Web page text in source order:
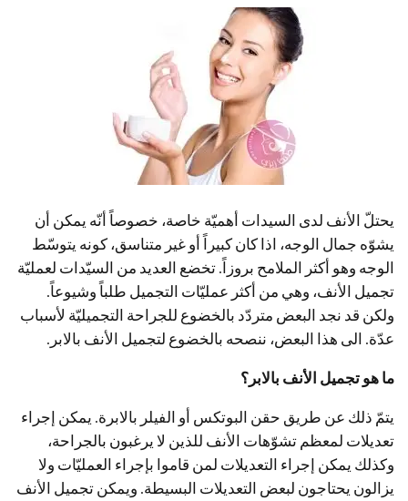
يحتلّ الأنف لدى السيدات أهميّة خاصة، خصوصاً أنّه يمكن أن
يشوّه جمال الوجه، اذا كان كبيراً أو غير متناسق، كونه يتوسّط
الوجه وهو أكثر الملامح بروزاً. تخضع العديد من السيّدات لعمليّة
تجميل الأنف، وهي من أكثر عمليّات التجميل طلباً وشيوعاً.
ولكن قد نجد البعض متردّد بالخضوع للجراحة التجميليّة لأسباب
عدّة. الى هذا البعض، ننصحه بالخضوع لتجميل الأنف بالابر.
ما هو تجميل الأنف بالابر؟
يتمّ ذلك عن طريق حقن البوتكس أو الفيلر بالابرة. يمكن إجراء
تعديلات لمعظم تشوّهات الأنف للذين لا يرغبون بالجراحة،
وكذلك يمكن إجراء التعديلات لمن قاموا بإجراء العمليّات ولا
يزالون يحتاجون لبعض التعديلات البسيطة. ويمكن تجميل الأنف